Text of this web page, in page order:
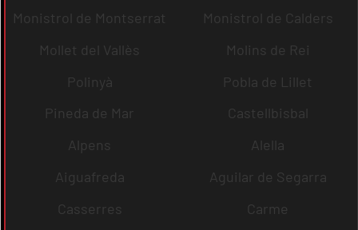
Monistrol de Montserrat
Monistrol de Calders
Mollet del Vallès
Molins de Rei
Polinyà
Pobla de Lillet
Pineda de Mar
Castellbisbal
Alpens
Alella
Aiguafreda
Aguilar de Segarra
Casserres
Carme